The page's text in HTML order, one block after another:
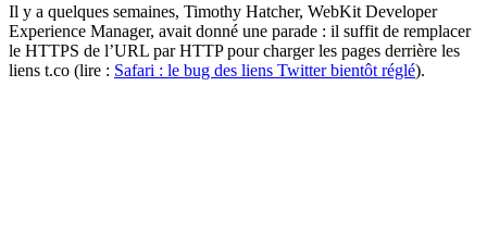
Il y a quelques semaines, Timothy Hatcher, WebKit Developer
Experience Manager, avait donné une parade : il suffit de remplacer
le HTTPS de l’URL par HTTP pour charger les pages derrière les
liens t.co (lire : Safari : le bug des liens Twitter bientôt réglé).